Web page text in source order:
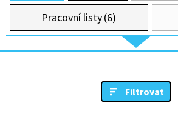
Pracovní listy (6)
Filtrovat